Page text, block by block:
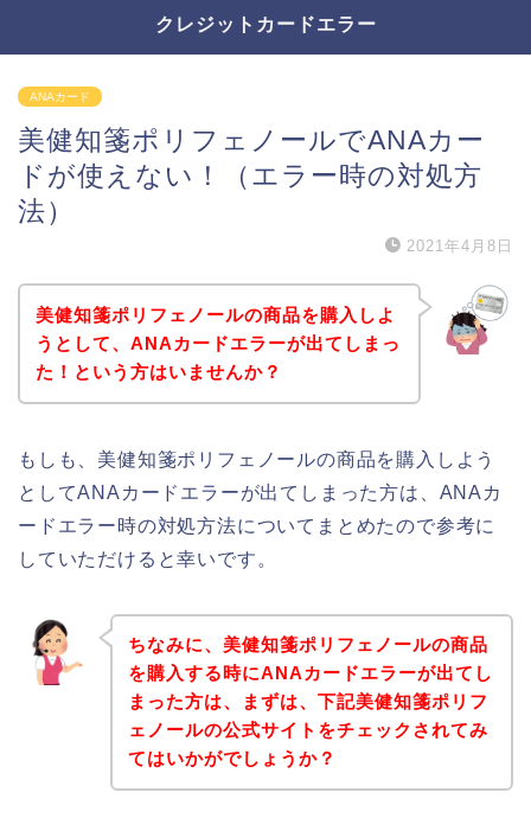
クレジットカードエラー
ANAカード
美健知箋ポリフェノールでANAカー
ドが使えない！（エラー時の対処方
法）
2021年4月8日
美健知箋ポリフェノールの商品を購入しよ
うとして、ANAカードエラーが出てしまっ
た！という方はいませんか？
もしも、美健知箋ポリフェノールの商品を購入しよう
としてANAカードエラーが出てしまった方は、ANAカ
ードエラー時の対処方法についてまとめたので参考に
していただけると幸いです。
ちなみに、美健知箋ポリフェノールの商品
を購入する時にANAカードエラーが出てし
まった方は、まずは、下記美健知箋ポリフ
ェノールの公式サイトをチェックされてみ
てはいかがでしょうか？